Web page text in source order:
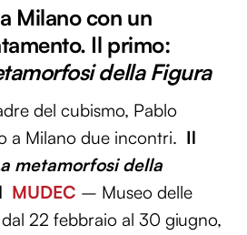
Milano con un
Il primo:
della Figura
del cubismo, Pablo
a Milano due incontri. Il
metamorfosi della
MUDEC – Museo delle
22 febbraio al 30 giugno,